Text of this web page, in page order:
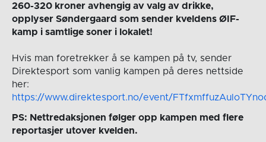
260-320 kroner avhengig av valg av drikke,
opplyser Søndergaard som sender kveldens ØIF-
kamp i samtlige soner i lokalet!
Hvis man foretrekker å se kampen på tv, sender
Direktesport som vanlig kampen på deres nettside
her:
https://www.direktesport.no/event/
PS: Nettredaksjonen følger opp kampen med flere
reportasjer utover kvelden.